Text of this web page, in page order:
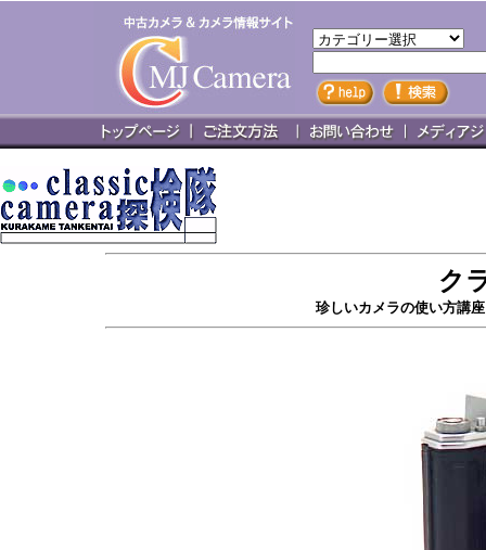
ク
珍しいカメラの使い方講